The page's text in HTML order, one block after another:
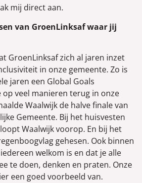
mij direct aan.
van GroenLinksaf waar jij
GroenLinksaf zich al jaren inzet
in onze gemeente. Zo is
jaren een Global Goals
op veel manieren terug in onze
Waalwijk de halve finale van
Gemeente. Bij het huisvesten
Waalwijk voorop. En bij het
gehesen. Ook binnen
welkom is en dat je alle
te doen, denken en praten. Onze
een goed voorbeeld van.